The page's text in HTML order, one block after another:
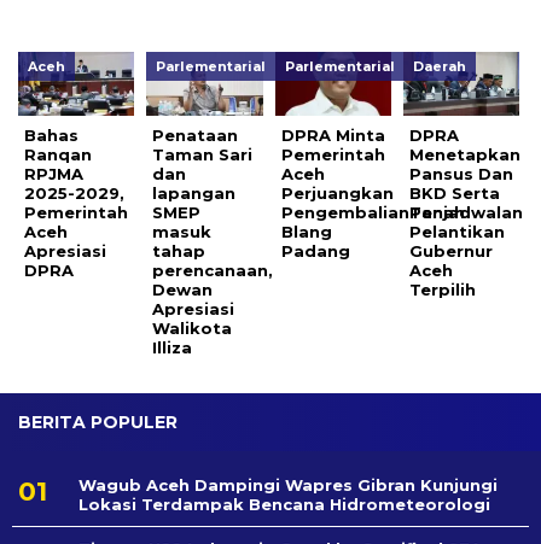
Aceh
Bahas
Ranqan
RPJMA
2025-2029,
Pemerintah
Aceh
Apresiasi
DPRA
Parlementarial
Penataan
Taman Sari
dan
lapangan
SMEP
masuk
tahap
perencanaan,
Dewan
Apresiasi
Walikota
Illiza
Parlementarial
DPRA Minta
Pemerintah
Aceh
Perjuangkan
PengembalianTanah
Blang
Padang
Daerah
DPRA
Menetapkan
Pansus Dan
BKD Serta
Penjadwalan
Pelantikan
Gubernur
Aceh
Terpilih
BERITA POPULER
Wagub Aceh Dampingi Wapres Gibran Kunjungi
Lokasi Terdampak Bencana Hidrometeorologi